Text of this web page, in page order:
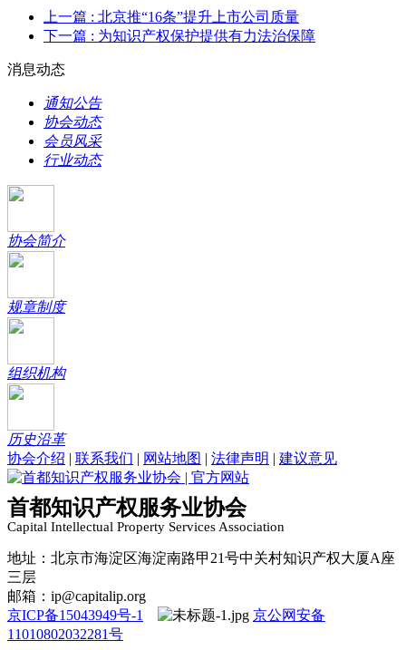
上一篇 : 北京推“16条”提升上市公司质量
下一篇 : 为知识产权保护提供有力法治保障
消息动态
通知公告
协会动态
会员风采
行业动态
协会简介
规章制度
组织机构
历史沿革
协会介绍
联系我们 网站地图 法律声明 建议意见
首都知识产权服务业协会
Capital Intellectual Property Services Association
地址：北京市海淀区海淀南路甲21号中关村知识产权大厦A座
三层
邮箱：ip@capitalip.org
京ICP备15043949号-1
京公网安备
11010802032281号